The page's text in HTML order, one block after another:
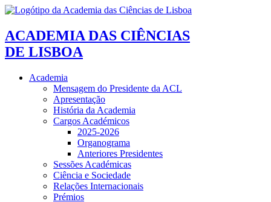
ACADEMIA DAS CIÊNCIAS
DE LISBOA
Academia
Mensagem do Presidente da ACL
Apresentação
História da Academia
Cargos Académicos
2025-2026
Organograma
Anteriores Presidentes
Sessões Académicas
Ciência e Sociedade
Relações Internacionais
Prémios